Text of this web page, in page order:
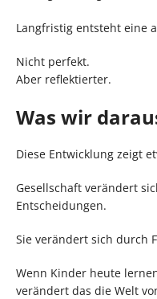
Langfristig entsteht eine
Nicht perfekt.
Aber reflektierter.
Was wir
Diese Entwicklung zeigt
Gesellschaft verändert
Entscheidungen.
Sie verändert sich durch
Wenn Kinder heute
verändert das die Welt